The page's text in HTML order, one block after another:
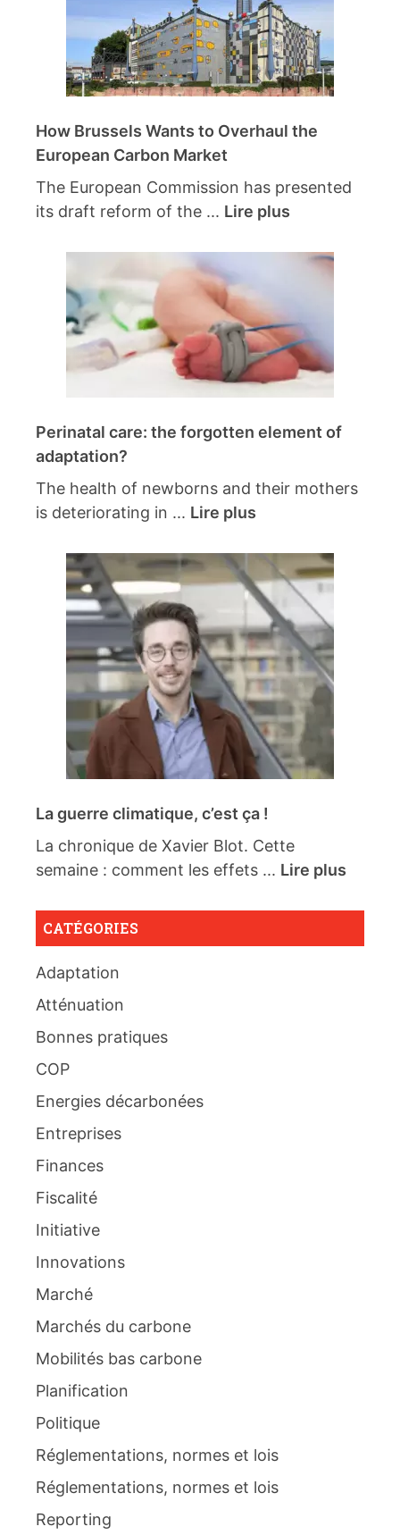
How Brussels Wants to Overhaul the
European Carbon Market
The European Commission has presented
its draft reform of the ... Lire plus
Perinatal care: the forgotten element of
adaptation?
The health of newborns and their mothers
is deteriorating in ... Lire plus
La guerre climatique, c’est ça !
La chronique de Xavier Blot. Cette
semaine : comment les effets ... Lire plus
CATÉGORIES
Adaptation
Atténuation
Bonnes pratiques
COP
Energies décarbonées
Entreprises
Finances
Fiscalité
Initiative
Innovations
Marché
Marchés du carbone
Mobilités bas carbone
Planification
Politique
Réglementations, normes et lois
Réglementations, normes et lois
Reporting